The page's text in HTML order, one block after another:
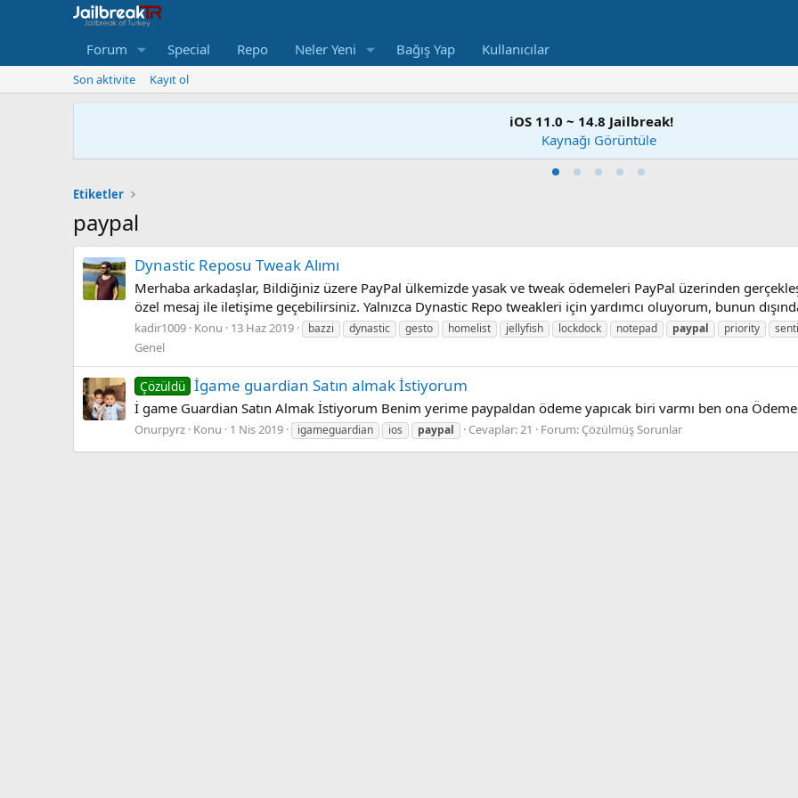
Forum Special Repo Neler Yeni Bağış Yap Kullanıcılar
Son aktivite Kayıt ol
iOS 11.0 ~ 14.8 Jailbreak!
Kaynağı Görüntüle
Etiketler
paypal
Dynastic Reposu Tweak Alımı
Merhaba arkadaşlar, Bildiğiniz üzere PayPal ülkemizde yasak ve tweak ödemeleri PayPal üzerinden
özel mesaj ile iletişime geçebilirsiniz. Yalnızca Dynastic Repo tweakleri için yardımcı oluyorum, bunun
kadir1009 Konu 13 Haz 2019 bazzi dynastic gesto homelist jellyfish lockdock notepad paypal priority
Genel
Çözüldü İgame guardian Satın almak İstiyorum
İ game Guardian Satın Almak İstiyorum Benim yerime paypaldan ödeme yapıcak biri varmı ben ona
Onurpyrz Konu 1 Nis 2019 igameguardian ios paypal Cevaplar: 21 Forum: Çözülmüş Sorunlar